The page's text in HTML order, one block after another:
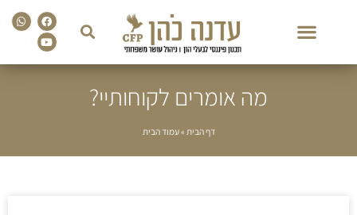
Facebook
Youtube
מה אומרים לקוחותיי?
דף הבית »עמוד הבית